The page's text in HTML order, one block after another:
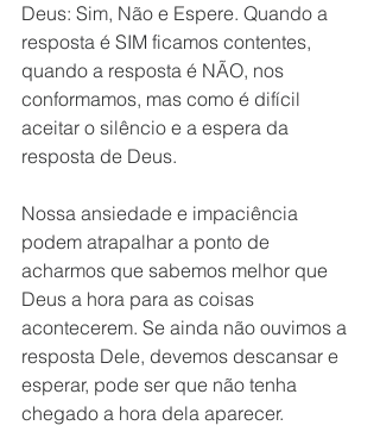
Deus: Sim, Não e Espere. Quando a
resposta é SIM ficamos contentes,
quando a resposta é NÃO, nos
conformamos, mas como é difícil
aceitar o silêncio e a espera da
resposta de Deus.
Nossa ansiedade e impaciência
podem atrapalhar a ponto de
acharmos que sabemos melhor que
Deus a hora para as coisas
acontecerem. Se ainda não ouvimos a
resposta Dele, devemos descansar e
esperar, pode ser que não tenha
chegado a hora dela aparecer.